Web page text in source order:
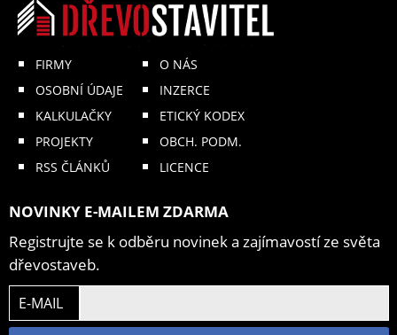
FIRMY
OSOBNÍ ÚDAJE
KALKULAČKY
PROJEKTY
RSS ČLÁNKŮ
O NÁS
INZERCE
ETICKÝ KODEX
OBCH. PODM.
LICENCE
NOVINKY E-MAILEM ZDARMA
Registrujte se k odběru novinek a zajímavostí ze světa
dřevostaveb.
E-MAIL